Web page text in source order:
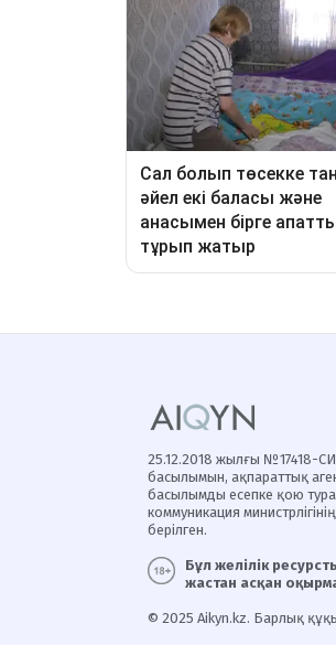
25.12.2018 жылғы №17418-СИ
басылымын, ақпараттық
басылымды есепке қою
коммуникация
берілген.
Бұл желілік
жастан асқан
© 2025 Aikyn.kz. Барлық